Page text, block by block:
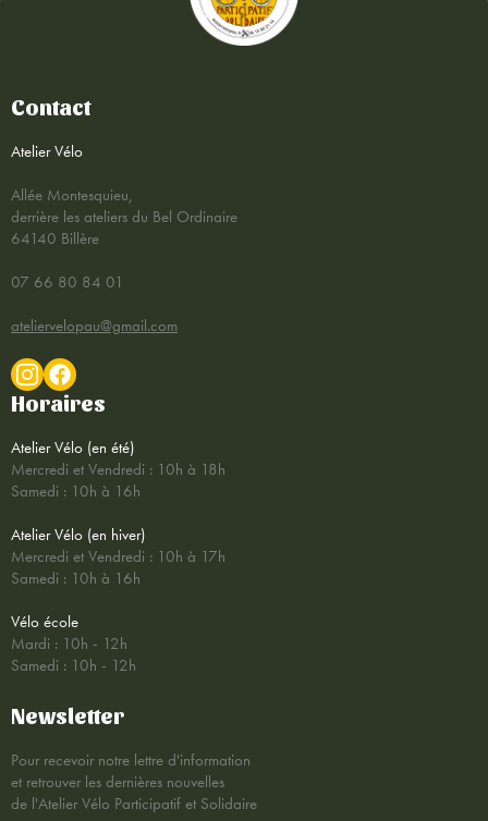
Contact
Atelier Vélo
Allée Montesquieu,
derrière les ateliers du Bel Ordinaire
64140 Billère
07 66 80 84 01
ateliervelopau@gmail.com
Horaires
Atelier Vélo (en été)
Mercredi et Vendredi : 10h à 18h
Samedi : 10h à 16h
Atelier Vélo (en hiver)
Mercredi et Vendredi : 10h à 17h
Samedi : 10h à 16h
Vélo école
Mardi : 10h - 12h
Samedi : 10h - 12h
Newsletter
Pour recevoir notre lettre d'information
et retrouver les dernières nouvelles
de l'Atelier Vélo Participatif et Solidaire